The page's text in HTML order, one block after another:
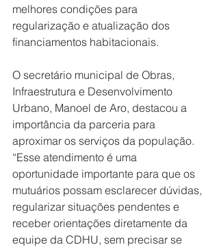
melhores condições para
regularização e atualização dos
financiamentos habitacionais.
O secretário municipal de Obras,
Infraestrutura e Desenvolvimento
Urbano, Manoel de Aro, destacou a
importância da parceria para
aproximar os serviços da população.
“Esse atendimento é uma
oportunidade importante para que os
mutuários possam esclarecer dúvidas,
regularizar situações pendentes e
receber orientações diretamente da
equipe da CDHU, sem precisar se